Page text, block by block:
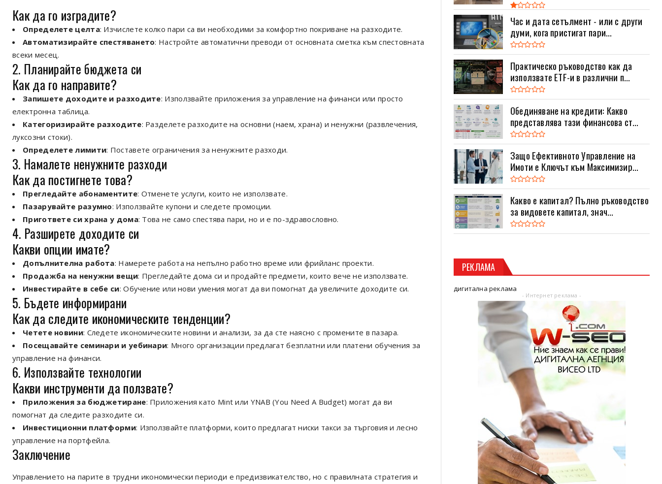
Как да го изградите?
Определете целта: Изчислете колко пари са ви необходими за комфортно покриване на разходите.
Автоматизирайте спестяването: Настройте автоматични преводи от основната сметка към спестовната
всеки месец.
2. Планирайте бюджета си
Как да го направите?
Запишете доходите и разходите: Използвайте приложения за управление на финанси или просто
електронна таблица.
Категоризирайте разходите: Разделете разходите на основни (наем, храна) и ненужни (развлечения,
луксозни стоки).
Определете лимити: Поставете ограничения за ненужните разходи.
3. Намалете ненужните разходи
Как да постигнете това?
Прегледайте абонаментите: Отменете услуги, които не използвате.
Пазарувайте разумно: Използвайте купони и следете промоции.
Пригответе си храна у дома: Това не само спестява пари, но и е по-здравословно.
4. Разширете доходите си
Какви опции имате?
Допълнителна работа: Намерете работа на непълно работно време или фрийланс проекти.
Продажба на ненужни вещи: Прегледайте дома си и продайте предмети, които вече не използвате.
Инвестирайте в себе си: Обучение или нови умения могат да ви помогнат да увеличите доходите си.
5. Бъдете информирани
Как да следите икономическите тенденции?
Четете новини: Следете икономическите новини и анализи, за да сте наясно с промените в пазара.
Посещавайте семинари и уебинари: Много организации предлагат безплатни или платени обучения за
управление на финанси.
6. Използвайте технологии
Какви инструменти да ползвате?
Приложения за бюджетиране: Приложения като Mint или YNAB (You Need A Budget) могат да ви
помогнат да следите разходите си.
Инвестиционни платформи: Използвайте платформи, които предлагат ниски такси за търговия и лесно
управление на портфейла.
Заключение
Управлението на парите в трудни икономически периоди е предизвикателство, но с правилната стратегия и
Час и дата сетълмент - или с други
думи, кога пристигат пари...
Практическо ръководство как да
използвате ETF-и в различни п...
Обединяване на кредити: Какво
представлява тази финансова ст...
Защо Ефективното Управление на
Имоти е Ключът към Максимизир...
Какво е капитал? Пълно ръководство
за видовете капитал, знач...
РЕКЛАМА
дигитална реклама
- Интернет реклама -